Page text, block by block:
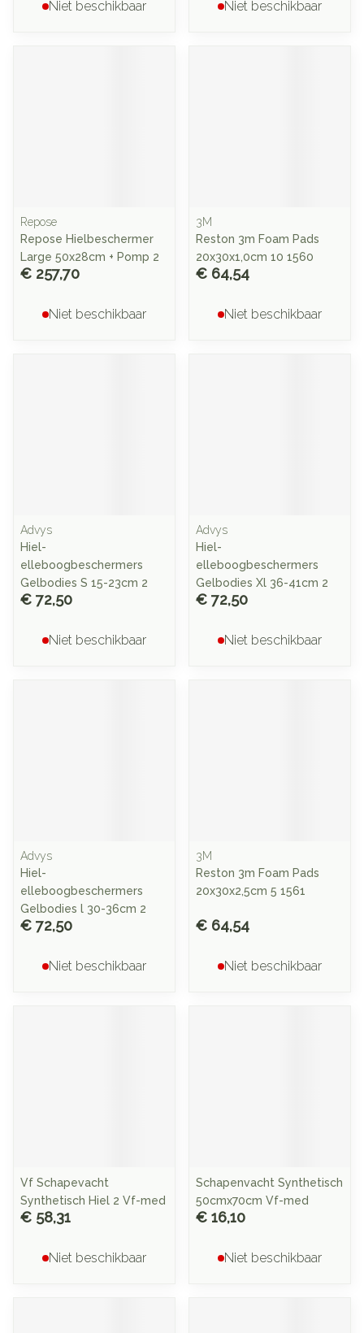
Niet beschikbaar Niet beschikbaar
Repose
Repose Hielbeschermer
Large 50x28cm + Pomp 2
€ 257,70
Niet beschikbaar
3M
Reston 3m Foam Pads
20x30x1,0cm 10 1560
€ 64,54
Niet beschikbaar
Advys
Hiel-
elleboogbeschermers
Gelbodies S 15-23cm 2
€ 72,50
Niet beschikbaar
Advys
Hiel-
elleboogbeschermers
Gelbodies Xl 36-41cm 2
€ 72,50
Niet beschikbaar
Advys
Hiel-
elleboogbeschermers
Gelbodies l 30-36cm 2
€ 72,50
Niet beschikbaar
3M
Reston 3m Foam Pads
20x30x2,5cm 5 1561
€ 64,54
Niet beschikbaar
Vf Schapevacht
Synthetisch Hiel 2 Vf-med
€ 58,31
Niet beschikbaar
Schapenvacht Synthetisch
50cmx70cm Vf-med
€ 16,10
Niet beschikbaar